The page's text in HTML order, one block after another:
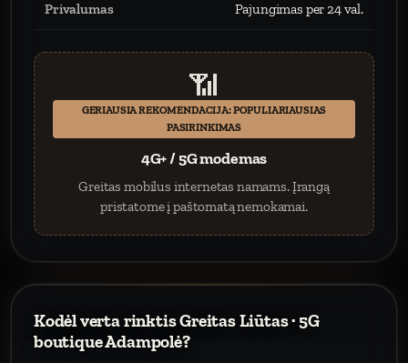
Privalumas Pajungimas per 24 val.
📶
GERIAUSIA REKOMENDACIJA: POPULIARIAUSIAS
PASIRINKIMAS
4G+ / 5G modemas
Greitas mobilus internetas namams. Įrangą
pristatome į paštomatą nemokamai.
Kodėl verta rinktis Greitas Liūtas · 5G
boutique Adampolė?